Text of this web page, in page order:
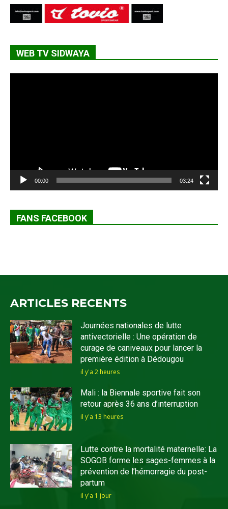
WEB TV SIDWAYA
00:00 03:24
FANS FACEBOOK
ARTICLES RECENTS
Journées nationales de lutte
antivectorielle : Une opération de
curage de caniveaux pour lancer la
première édition à Dédougou
il y'a 2 heures
Mali : la Biennale sportive fait son
retour après 36 ans d’interruption
il y'a 13 heures
Lutte contre la mortalité maternelle: La
SOGOB forme les sages-femmes à la
prévention de l’hémorragie du post-
partum
il y'a 1 jour